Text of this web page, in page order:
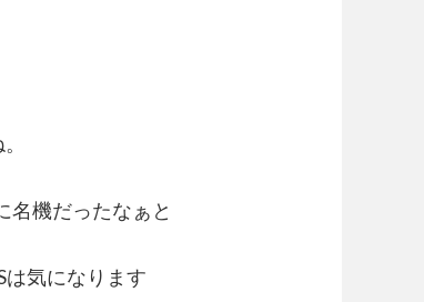
名機だったなぁと
気になります